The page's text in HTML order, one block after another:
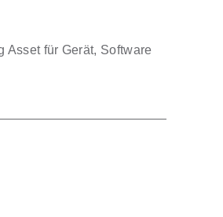
Asset für Gerät, Software